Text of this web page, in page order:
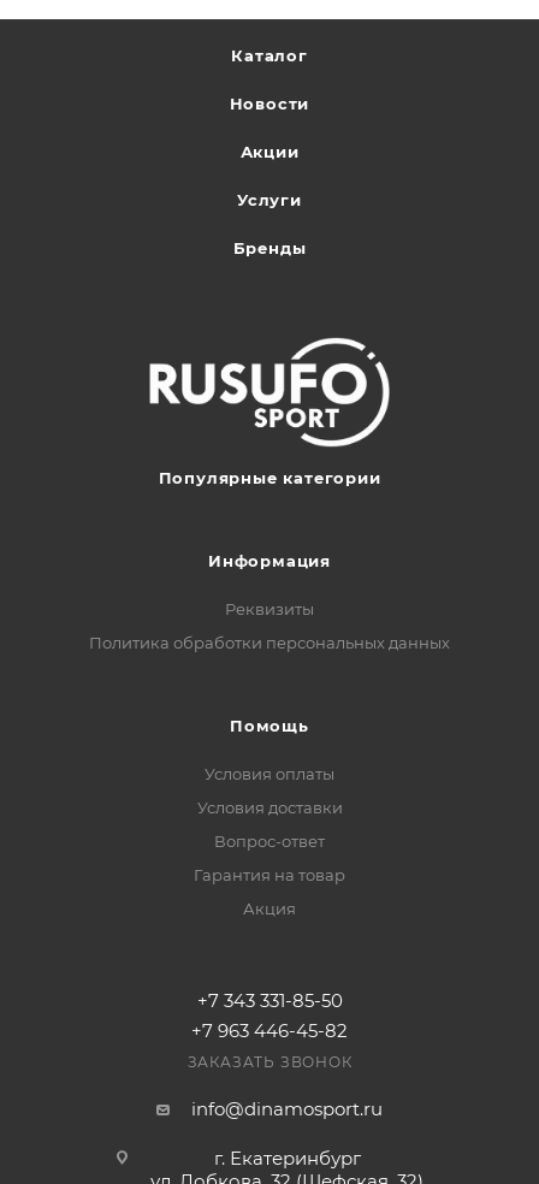
Каталог
Новости
Акции
Услуги
Бренды
Популярные категории
Информация
Реквизиты
Политика обработки персональных данных
Помощь
Условия оплаты
Условия доставки
Вопрос-ответ
Гарантия на товар
Акция
+7 343 331-85-50
+7 963 446-45-82
ЗАКАЗАТЬ ЗВОНОК
info@dinamosport.ru
г. Екатеринбург